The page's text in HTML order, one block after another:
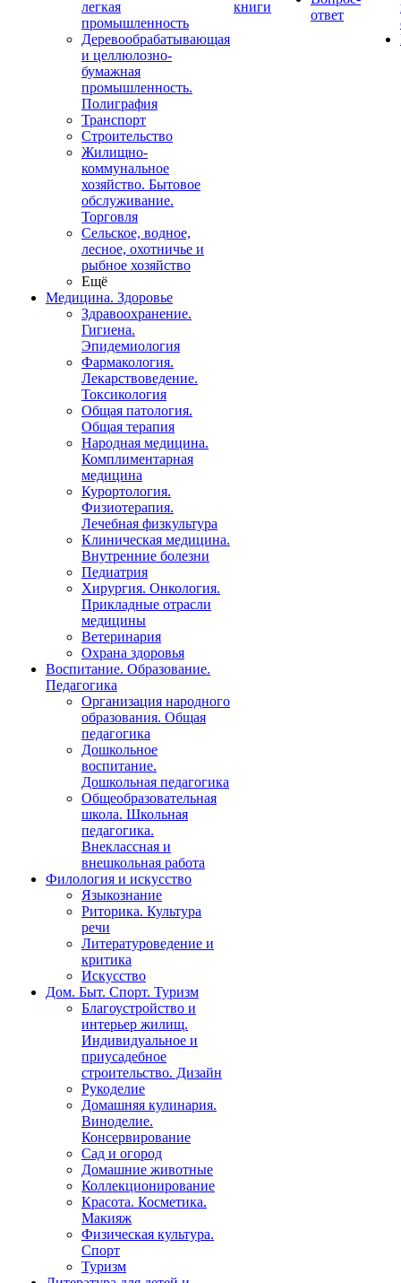
легкая
промышленность
Деревообрабатывающая
и целлюлозно-
бумажная
промышленность.
Полиграфия
Транспорт
Строительство
Жилищно-
коммунальное
хозяйство. Бытовое
обслуживание.
Торговля
Сельское, водное,
лесное, охотничье и
рыбное хозяйство
Ещё
Медицина. Здоровье
Здравоохранение.
Гигиена.
Эпидемиология
Фармакология.
Лекарствоведение.
Токсикология
Общая патология.
Общая терапия
Народная медицина.
Комплиментарная
медицина
Курортология.
Физиотерапия.
Лечебная физкультура
Клиническая медицина.
Внутренние болезни
Педиатрия
Хирургия. Онкология.
Прикладные отрасли
медицины
Ветеринария
Охрана здоровья
Воспитание. Образование.
Педагогика
Организация народного
образования. Общая
педагогика
Дошкольное
воспитание.
Дошкольная педагогика
Общеобразовательная
школа. Школьная
педагогика.
Внеклассная и
внешкольная работа
Филология и искусство
Языкознание
Риторика. Культура
речи
Литературоведение и
критика
Искусство
Дом. Быт. Спорт. Туризм
Благоустройство и
интерьер жилищ.
Индивидуальное и
приусадебное
строительство. Дизайн
Рукоделие
Домашняя кулинария.
Виноделие.
Консервирование
Сад и огород
Домашние животные
Коллекционирование
Красота. Косметика.
Макияж
Физическая культура.
Спорт
Туризм
книги
ответ